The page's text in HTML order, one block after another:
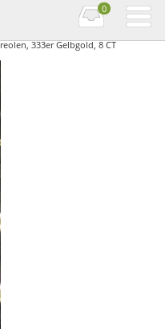
0
333er Gelbgold, 8 CT